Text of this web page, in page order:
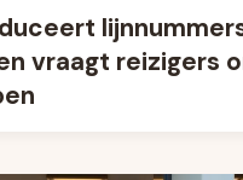
vraagt reizigers